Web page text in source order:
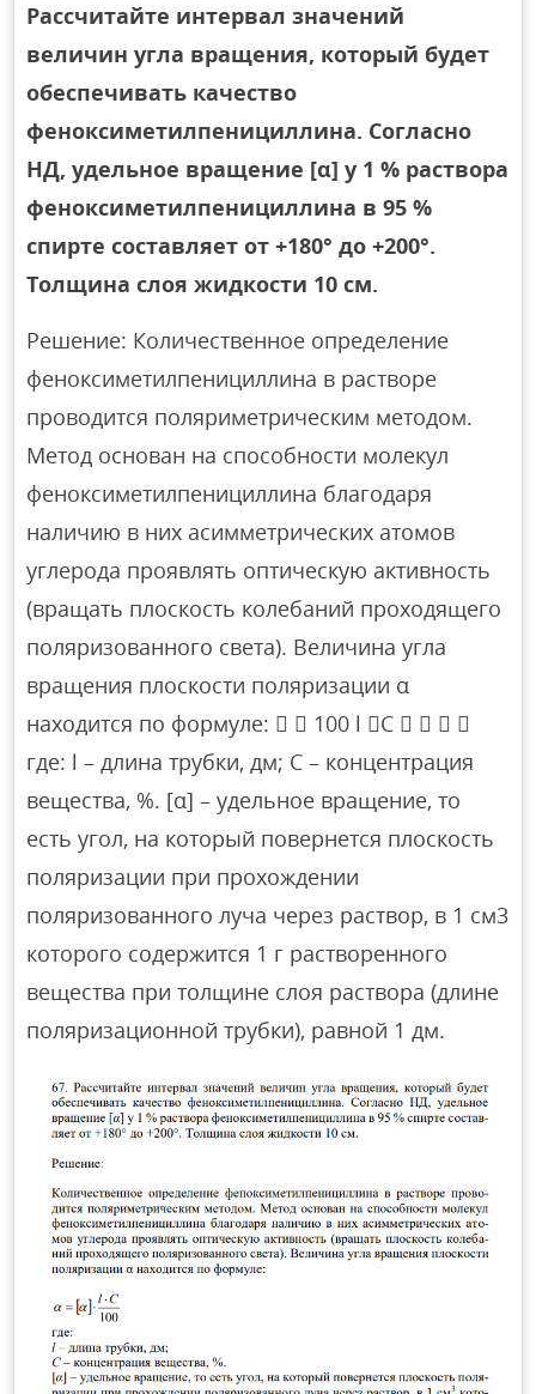
Рассчитайте интервал значений
величин угла вращения, который будет
обеспечивать качество
феноксиметилпенициллина. Согласно
НД, удельное вращение [α] у 1 % раствора
феноксиметилпенициллина в 95 %
спирте составляет от +180° до +200°.
Толщина слоя жидкости 10 см.
Решение: Количественное определение
феноксиметилпенициллина в растворе
проводится поляриметрическим методом.
Метод основан на способности молекул
феноксиметилпенициллина благодаря
наличию в них асимметрических атомов
углерода проявлять оптическую активность
(вращать плоскость колебаний проходящего
поляризованного света). Величина угла
вращения плоскости поляризации α
находится по формуле:   100 l C    
где: l – длина трубки, дм; С – концентрация
вещества, %. [α] – удельное вращение, то
есть угол, на который повернется плоскость
поляризации при прохождении
поляризованного луча через раствор, в 1 см3
которого содержится 1 г растворенного
вещества при толщине слоя раствора (длине
поляризационной трубки), равной 1 дм.